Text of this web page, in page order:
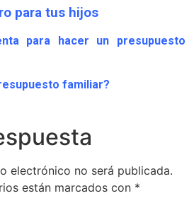
para tus hijos
para hacer un presupuesto
familiar?
electrónico no será publicada.
están marcados con *